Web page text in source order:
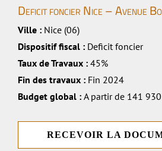
Deficit foncier Nice – Avenue
Ville : Nice (06)
Dispositif fiscal : Deficit foncier
Taux de Travaux : 45%
Fin des travaux : Fin 2024
Budget global : A partir de 141
RECEVOIR LA